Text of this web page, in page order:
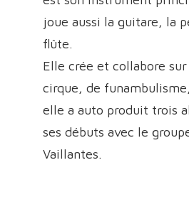
joue aussi la guitare, la
flûte.
Elle crée et collabore
cirque, de
elle a auto produit trois
ses débuts avec le
Vaillantes.